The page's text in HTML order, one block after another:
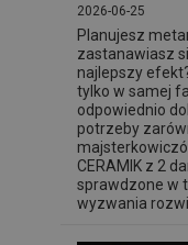
2026-06-25
Planujesz
zastanawiasz
najlepszy
tylko w samej
odpowiednio
potrzeby
CERAMIK z 2
sprawdzone w
wyzwania